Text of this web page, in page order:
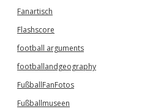
Fanartisch
Flashscore
football arguments
footballandgeography
FußballFanFotos
Fußballmuseen